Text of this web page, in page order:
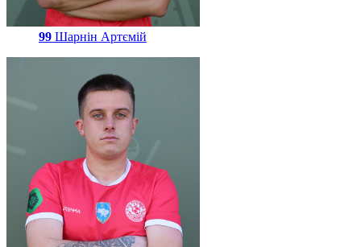
99 Шарнін Артємій